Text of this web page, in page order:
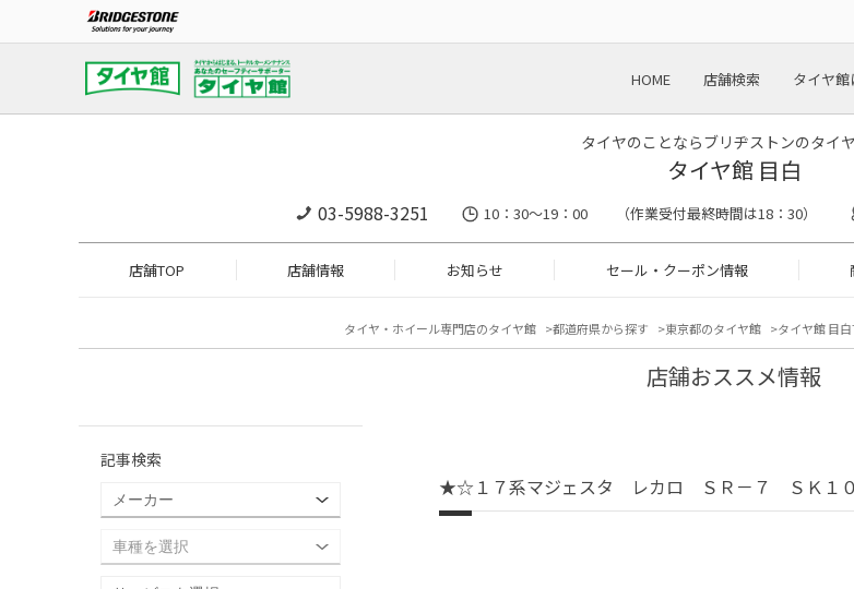
HOME 店舗検索 タイヤ
タイヤのことならブリヂストンのタイ
タイヤ館 目白
03-5988-3251 10：30～19：00 （作業受付最終時間は18：30）
店舗TOP 店舗情報 お知らせ セール・クーポン情報
タイヤ・ホイール専門店のタイヤ館 都道府県から探す 東京都のタイヤ館 タイヤ館 目
店舗おススメ情報
★☆１７系マジェスタ レカロ ＳＲ－７ ＳＫ
記事検索